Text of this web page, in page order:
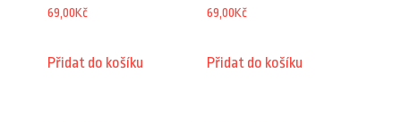
69,00Kč
Přidat do košíku
69,00Kč
Přidat do košíku